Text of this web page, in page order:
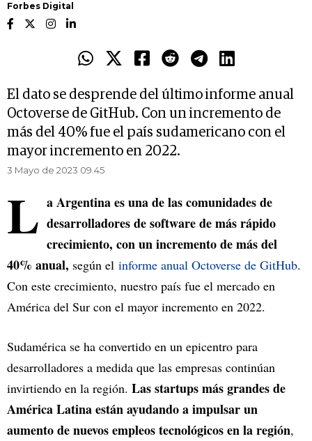
Forbes Digital
El dato se desprende del último informe anual
Octoverse de GitHub. Con un incremento de
más del 40% fue el país sudamericano con el
mayor incremento en 2022.
3 Mayo de 2023 09.45
L a Argentina es una de las comunidades de
desarrolladores de software de más rápido
crecimiento, con un incremento de más del
40% anual, según el informe anual Octoverse de GitHub.
Con este crecimiento, nuestro país fue el mercado en
América del Sur con el mayor incremento en 2022.
Sudamérica se ha convertido en un epicentro para
desarrolladores a medida que las empresas continúan
invirtiendo en la región. Las startups más grandes de
América Latina están ayudando a impulsar un
aumento de nuevos empleos tecnológicos en la región,